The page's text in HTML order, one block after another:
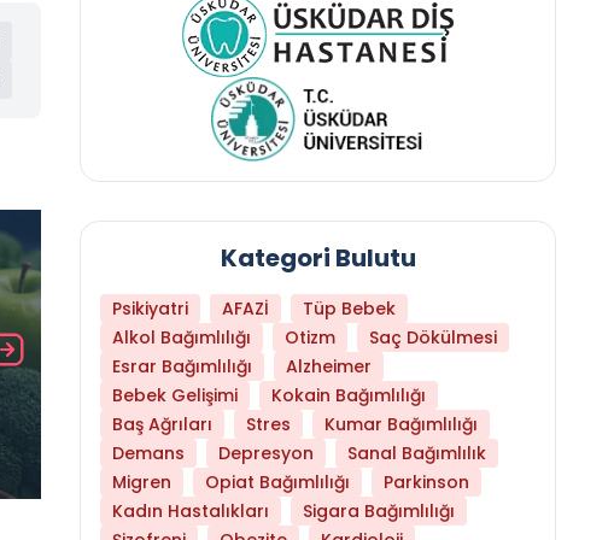
Daha Az Protein Tüketmek Yaşlanmayı
Kategori Bulutu
Psikiyatri AFAZİ
Tüp Bebek
Alkol Bağımlılığı
Otizm
Saç Dökülmesi
Esrar Bağımlılığı
Alzheimer
Bebek Gelişimi
Kokain Bağımlılığı
Baş Ağrıları
Stres
Kumar Bağımlılığı
Demans
Depresyon
Sanal Bağımlılık
Migren
Opiat Bağımlılığı
Parkinson
Kadın Hastalıkları
Sigara Bağımlılığı